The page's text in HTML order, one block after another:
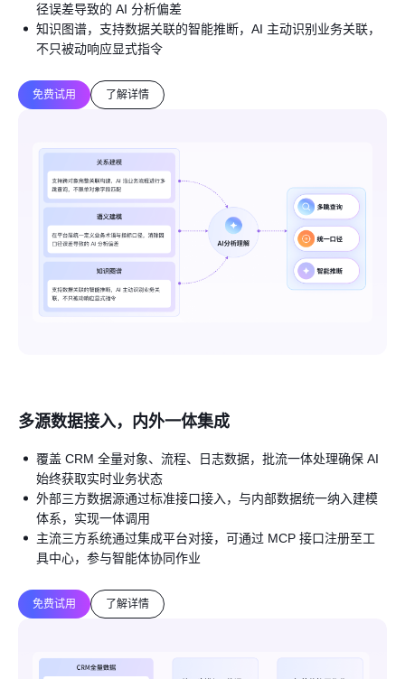
径误差导致的 AI 分析偏差
知识图谱，支持数据关联的智能推断，AI 主动识别业务关联，
不只被动响应显式指令
免费试用 了解详情
多源数据接入，内外一体集成
覆盖 CRM 全量对象、流程、日志数据，批流一体处理确保 AI
始终获取实时业务状态
外部三方数据源通过标准接口接入，与内部数据统一纳入建模
体系，实现一体调用
主流三方系统通过集成平台对接，可通过 MCP 接口注册至工
具中心，参与智能体协同作业
免费试用 了解详情